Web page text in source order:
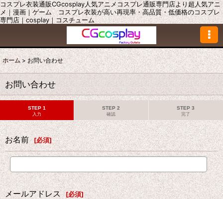
コスプレ衣装通販CGcosplay人気アニメコスプレ通販専門店より超人気アニ
メ｜漫画｜ゲーム コスプレ衣装が高い再現率・高品質・低価格のコスプレ
専門店｜cosplay｜コスチューム
ホーム > お問い合わせ
お問い合わせ
STEP 1
入力
STEP 2
確認
STEP 3
完了
お名前 [必須]
メールアドレス [必須]